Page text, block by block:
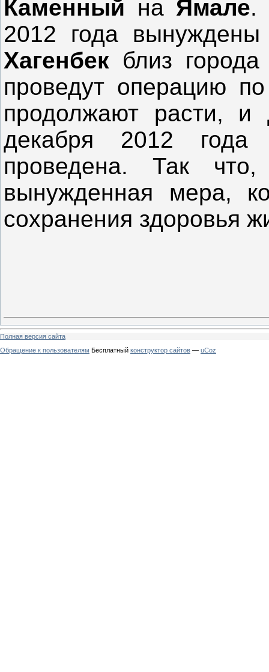
Каменный на Ямале.
2012 года
Хагенбек близ
проведут операцию
продолжают расти,
декабря 2012
проведена. Так
вынужденная мера,
сохранения здоровья
Полная версия сайта
Обращение к пользователям Бесплатный конструктор сайтов — uCoz